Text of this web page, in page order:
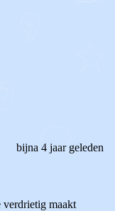
bijna 4 jaar geleden
maakt